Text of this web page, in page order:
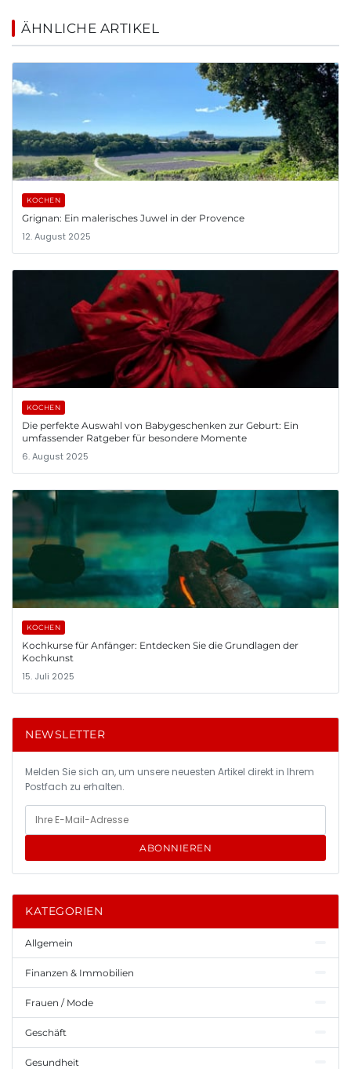
ÄHNLICHE ARTIKEL
KOCHEN
Grignan: Ein malerisches Juwel in der Provence
12. August 2025
KOCHEN
Die perfekte Auswahl von Babygeschenken zur Geburt: Ein
umfassender Ratgeber für besondere Momente
6. August 2025
KOCHEN
Kochkurse für Anfänger: Entdecken Sie die Grundlagen der
Kochkunst
15. Juli 2025
NEWSLETTER
Melden Sie sich an, um unsere neuesten Artikel direkt in Ihrem
Postfach zu erhalten.
ABONNIEREN
KATEGORIEN
Allgemein
Finanzen & Immobilien
Frauen / Mode
Geschäft
Gesundheit